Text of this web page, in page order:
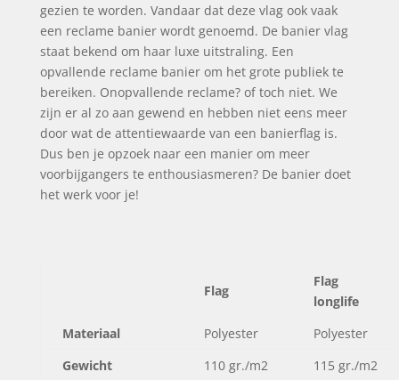
gezien te worden. Vandaar dat deze vlag ook vaak
een reclame banier wordt genoemd. De banier vlag
staat bekend om haar luxe uitstraling. Een
opvallende reclame banier om het grote publiek te
bereiken. Onopvallende reclame? of toch niet. We
zijn er al zo aan gewend en hebben niet eens meer
door wat de attentiewaarde van een banierflag is.
Dus ben je opzoek naar een manier om meer
voorbijgangers te enthousiasmeren? De banier doet
het werk voor je!
Flag
Flag
longlife
Materiaal
Polyester
Polyester
Gewicht
110 gr./m2
115 gr./m2